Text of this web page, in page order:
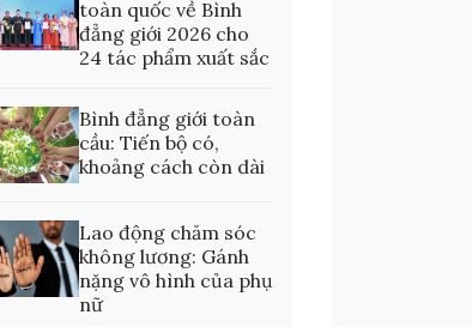
toàn quốc về Bình
đẳng giới 2026 cho
24 tác phẩm xuất sắc
Bình đẳng giới toàn
cầu: Tiến bộ có,
khoảng cách còn dài
Lao động chăm sóc
không lương: Gánh
nặng vô hình của phụ
nữ